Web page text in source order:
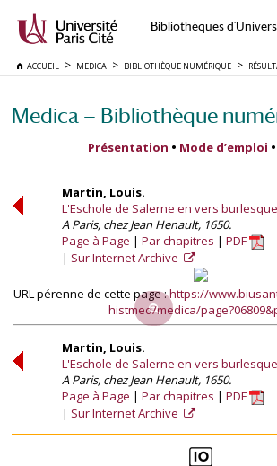
Bibliothèques
ACCUEIL MEDICA BIBLIOTHÈQUE NUMÉRIQUE
Medica — Bibliothèque
Présentation • Mode d’emploi •
Martin, Louis.
L'Eschole de Salerne en vers
A Paris, chez Jean Henault, 1650.
Page à Page
Par chapitres
PDF
Sur Internet Archive
URL pérenne de cette page :https://
histmed/medica/
Martin, Louis.
L'Eschole de Salerne en vers
A Paris, chez Jean Henault, 1650.
Page à Page
Par chapitres
PDF
Sur Internet Archive